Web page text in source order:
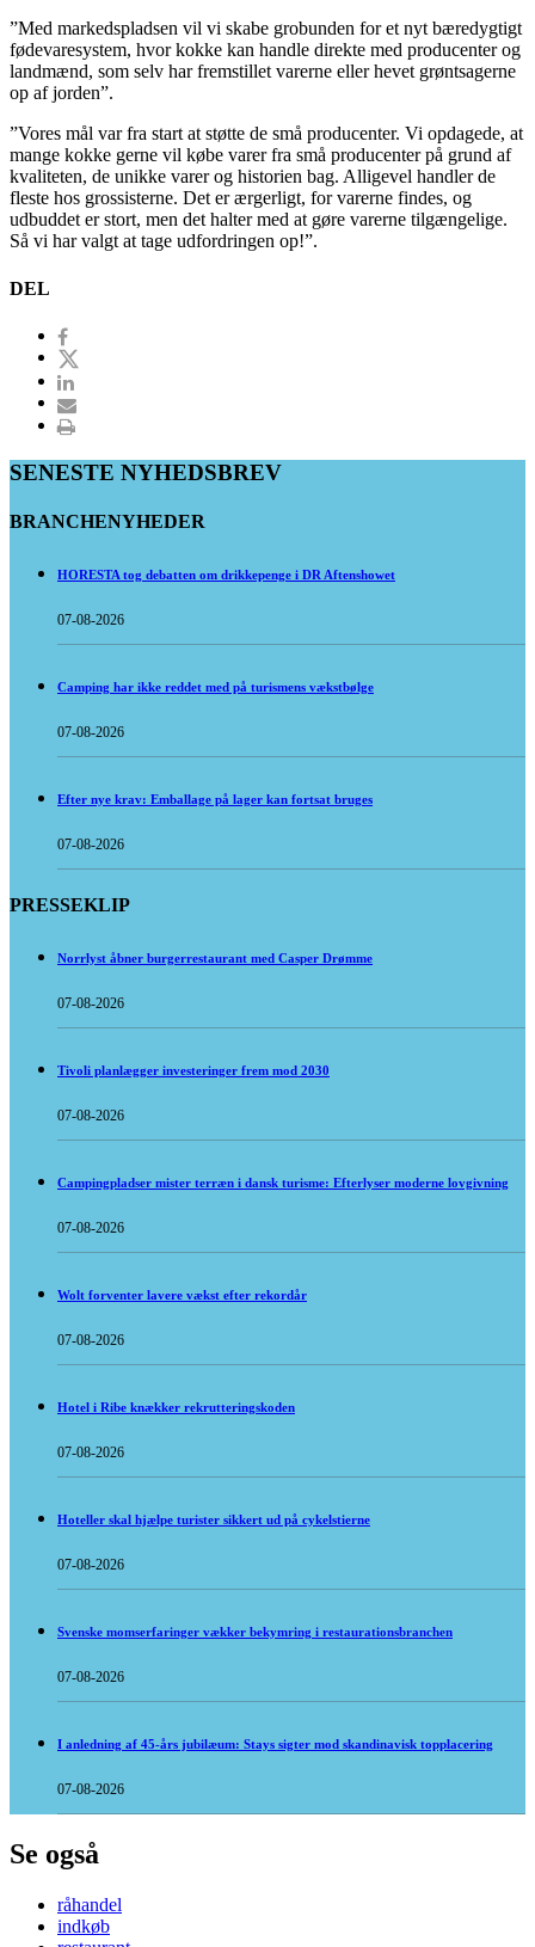
”Med markedspladsen vil vi skabe grobunden for et nyt bæredygtigt
fødevaresystem, hvor kokke kan handle direkte med producenter og
landmænd, som selv har fremstillet varerne eller hevet grøntsagerne
op af jorden”.
”Vores mål var fra start at støtte de små producenter. Vi opdagede, at
mange kokke gerne vil købe varer fra små producenter på grund af
kvaliteten, de unikke varer og historien bag. Alligevel handler de
fleste hos grossisterne. Det er ærgerligt, for varerne findes, og
udbuddet er stort, men det halter med at gøre varerne tilgængelige.
Så vi har valgt at tage udfordringen op!”.
DEL
SENESTE NYHEDSBREV
BRANCHENYHEDER
HORESTA tog debatten om drikkepenge i DR Aftenshowet
07-08-2026
Camping har ikke reddet med på turismens vækstbølge
07-08-2026
Efter nye krav: Emballage på lager kan fortsat bruges
07-08-2026
PRESSEKLIP
Norrlyst åbner burgerrestaurant med Casper Drømme
07-08-2026
Tivoli planlægger investeringer frem mod 2030
07-08-2026
Campingpladser mister terræn i dansk turisme: Efterlyser moderne lovgivning
07-08-2026
Wolt forventer lavere vækst efter rekordår
07-08-2026
Hotel i Ribe knækker rekrutteringskoden
07-08-2026
Hoteller skal hjælpe turister sikkert ud på cykelstierne
07-08-2026
Svenske momserfaringer vækker bekymring i restaurationsbranchen
07-08-2026
I anledning af 45-års jubilæum: Stays sigter mod skandinavisk topplacering
07-08-2026
Se også
råhandel
indkøb